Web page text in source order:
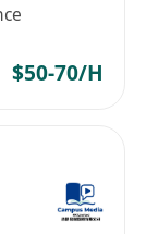
$50-70/H